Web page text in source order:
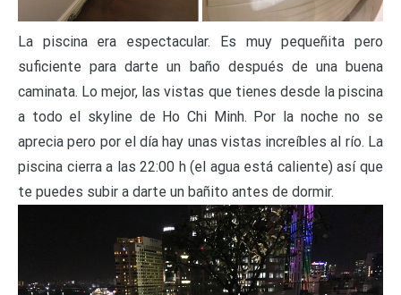
La piscina era espectacular. Es muy pequeñita pero
suficiente para darte un baño después de una buena
caminata. Lo mejor, las vistas que tienes desde la piscina
a todo el skyline de Ho Chi Minh. Por la noche no se
aprecia pero por el día hay unas vistas increíbles al río. La
piscina cierra a las 22:00 h (el agua está caliente) así que
te puedes subir a darte un bañito antes de dormir.